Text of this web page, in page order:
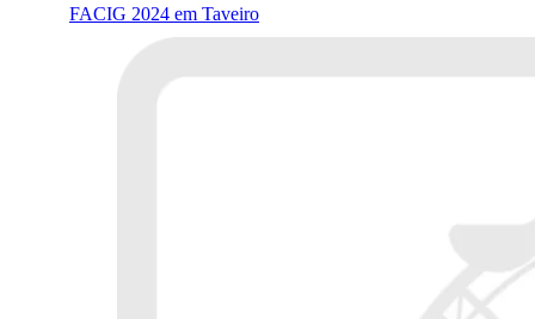
FACIG 2024 em Taveiro